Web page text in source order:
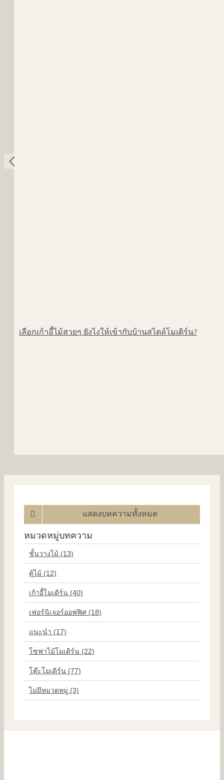
เลือกเก้าอี้ไม้สวยๆ ยังไงให้เข้ากับบ้านสไตล์โมเดิร์น?
แสดงบทความทั้งหมด
หมวดหมู่บทความ
ชั้นวางไม้ (13)
ตู้ไม้ (12)
เก้าอี้โมเดิร์น (40)
เฟอร์นิเจอร์ออฟฟิศ (18)
แนะนำ (17)
โซฟาไม้โมเดิร์น (22)
โต๊ะโมเดิร์น (77)
ไม่มีหมวดหมู่ (3)